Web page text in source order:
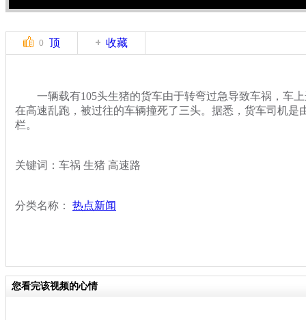
0 顶 收藏
一辆载有105头生猪的货车由于转弯过急导致车祸，车上
在高速乱跑，被过往的车辆撞死了三头。据悉，货车司机是
栏。
关键词：车祸 生猪 高速路
分类名称： 热点新闻
您看完该视频的心情